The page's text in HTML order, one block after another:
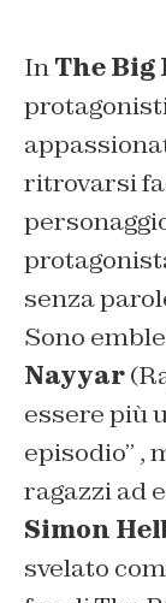
InThe Big
ritrovarsi
senza
Sono
Nayyar
essere più
episodio” ,
ragazzi ad
Simon
svelato